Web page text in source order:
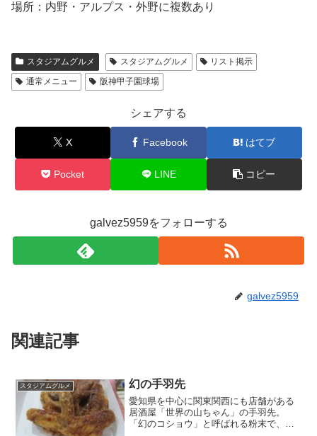
場所：内野・アルプス・外野に複数あり
スタジアムグルメ スタジアムグルメ
リスト掲示
通常メニュー
阪神甲子園球場
シェアする
X Facebook はてブ
Pocket LINE コピー
galvez5959をフォローする
galvez5959
関連記事
スタジアムグルメ 幻の手羽先
愛知県を中心に関東関西にも店舗がある
居酒屋「世界の山ちゃん」の手羽先。
「幻のコショウ」と呼ばれる粉末で、病